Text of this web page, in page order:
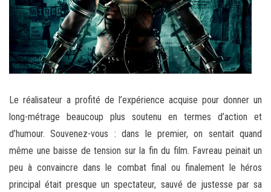
Le réalisateur a profité de l’expérience acquise pour donner un
long-métrage beaucoup plus soutenu en termes d’action et
d’humour. Souvenez-vous : dans le premier, on sentait quand
même une baisse de tension sur la fin du film. Favreau peinait un
peu à convaincre dans le combat final ou finalement le héros
principal était presque un spectateur, sauvé de justesse par sa